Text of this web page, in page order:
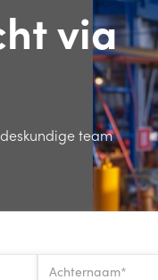
via
team